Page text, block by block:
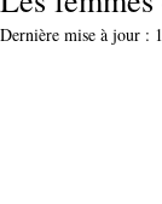
Dernière mise à jour :